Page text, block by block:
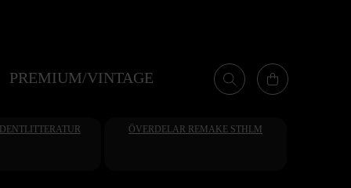
PREMIUM/VINTAGE
ÖVERDELAR REMAKE STHLM